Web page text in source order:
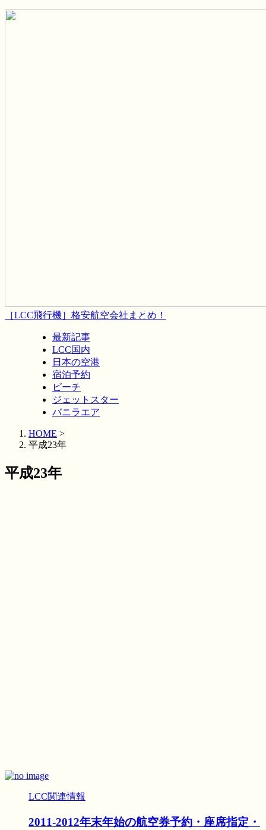
［LCC飛行機］格安航空会社まとめ！
最新記事
LCC国内
日本の空港
宿泊予約
ピーチ
ジェットスター
バニラエア
HOME >
平成23年
平成23年
LCC関連情報
2011-2012年末年始の航空券予約・座席指定・